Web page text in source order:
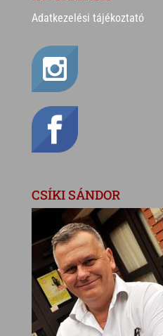
Adatkezelési tájékoztató
CSÍKI SÁNDOR